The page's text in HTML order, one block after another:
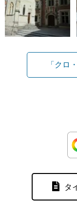
「クロ
タ